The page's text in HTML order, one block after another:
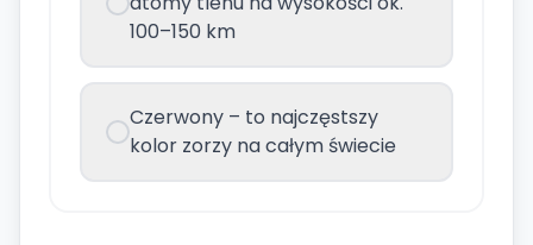
100–150 km
Czerwony – to najczęstszy
kolor zorzy na całym świecie